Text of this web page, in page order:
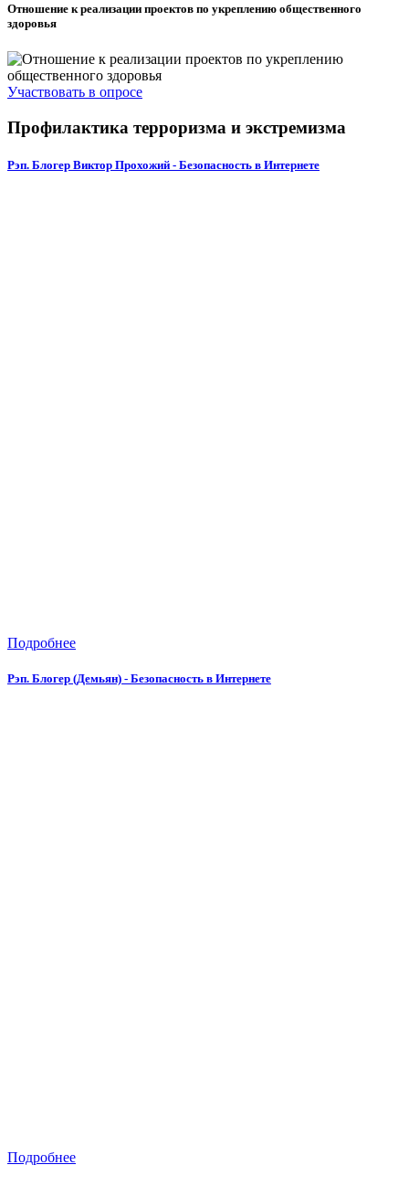
Отношение к реализации проектов по укреплению общественного
здоровья
Участвовать в опросе
Профилактика терроризма и экстремизма
Рэп. Блогер Виктор Прохожий - Безопасность в Интернете
Подробнее
Рэп. Блогер (Демьян) - Безопасность в Интернете
Подробнее